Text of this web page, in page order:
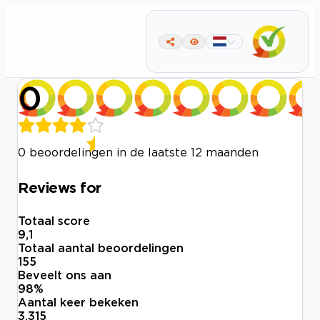
0
0 beoordelingen in de laatste 12 maanden
Reviews for
Totaal score
9,1
Totaal aantal beoordelingen
155
Beveelt ons aan
98%
Aantal keer bekeken
3.315